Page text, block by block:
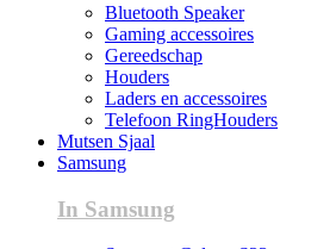
Bluetooth Speaker
Gaming accessoires
Gereedschap
Houders
Laders en accessoires
Telefoon RingHouders
Mutsen Sjaal
Samsung
In Samsung